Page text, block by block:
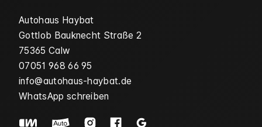
Autohaus Haybat
Gottlob Bauknecht Straße 2
75365 Calw
07051 968 66 95
info@autohaus-haybat.de
WhatsApp schreiben